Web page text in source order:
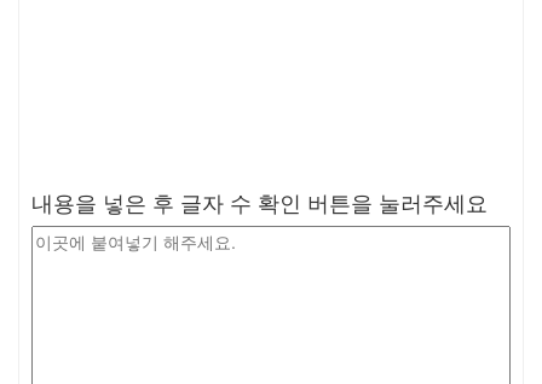
내용을 넣은 후 글자 수 확인 버튼을 눌러주세요